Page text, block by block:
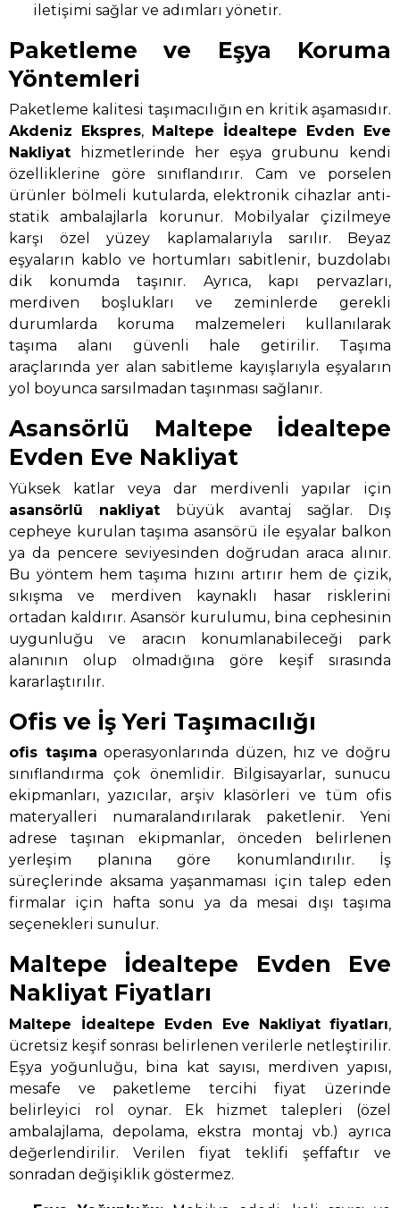
iletişimi sağlar ve adımları yönetir.
Paketleme ve Eşya Koruma
Yöntemleri
Paketleme kalitesi taşımacılığın en kritik aşamasıdır.
Akdeniz Ekspres,
Maltepe İdealtepe Evden Eve
Nakliyat hizmetlerinde her eşya grubunu kendi
özelliklerine göre sınıflandırır. Cam ve porselen
ürünler bölmeli kutularda, elektronik cihazlar anti-
statik ambalajlarla korunur. Mobilyalar çizilmeye
karşı özel yüzey kaplamalarıyla sarılır. Beyaz
eşyaların kablo ve hortumları sabitlenir, buzdolabı
dik konumda taşınır. Ayrıca, kapı pervazları,
merdiven boşlukları ve zeminlerde gerekli
durumlarda koruma malzemeleri kullanılarak
taşıma alanı güvenli hale getirilir. Taşıma
araçlarında yer alan sabitleme kayışlarıyla eşyaların
yol boyunca sarsılmadan taşınması sağlanır.
Asansörlü Maltepe İdealtepe
Evden Eve Nakliyat
Yüksek katlar veya dar merdivenli yapılar için
asansörlü nakliyat büyük avantaj sağlar. Dış
cepheye kurulan taşıma asansörü ile eşyalar balkon
ya da pencere seviyesinden doğrudan araca alınır.
Bu yöntem hem taşıma hızını artırır hem de çizik,
sıkışma ve merdiven kaynaklı hasar risklerini
ortadan kaldırır. Asansör kurulumu, bina cephesinin
uygunluğu ve aracın konumlanabileceği park
alanının olup olmadığına göre keşif sırasında
kararlaştırılır.
Ofis ve İş Yeri Taşımacılığı
ofis taşıma operasyonlarında düzen, hız ve doğru
sınıflandırma çok önemlidir. Bilgisayarlar, sunucu
ekipmanları, yazıcılar, arşiv klasörleri ve tüm ofis
materyalleri numaralandırılarak paketlenir. Yeni
adrese taşınan ekipmanlar, önceden belirlenen
yerleşim planına göre konumlandırılır. İş
süreçlerinde aksama yaşanmaması için talep eden
firmalar için hafta sonu ya da mesai dışı taşıma
seçenekleri sunulur.
Maltepe İdealtepe Evden Eve
Nakliyat Fiyatları
Maltepe İdealtepe Evden Eve Nakliyat fiyatları,
ücretsiz keşif sonrası belirlenen verilerle netleştirilir.
Eşya yoğunluğu, bina kat sayısı, merdiven yapısı,
mesafe ve paketleme tercihi fiyat üzerinde
belirleyici rol oynar. Ek hizmet talepleri (özel
ambalajlama, depolama, ekstra montaj vb.) ayrıca
değerlendirilir. Verilen fiyat teklifi şeffaftır ve
sonradan değişiklik göstermez.